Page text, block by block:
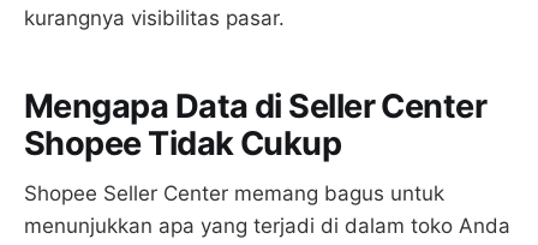
kurangnya visibilitas pasar.
Mengapa Data di Seller Center
Shopee Tidak Cukup
Shopee Seller Center memang bagus untuk
menunjukkan apa yang terjadi di dalam toko Anda